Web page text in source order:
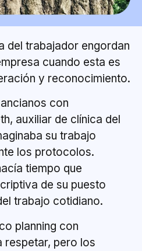
del trabajador engordan
cuando esta es
y reconocimiento.
con
auxiliar de clínica del
su trabajo
los protocolos.
tiempo que
de su puesto
trabajo cotidiano.
planning con
respetar, pero los